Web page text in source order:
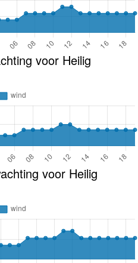
voor Heilig
voor Heilig